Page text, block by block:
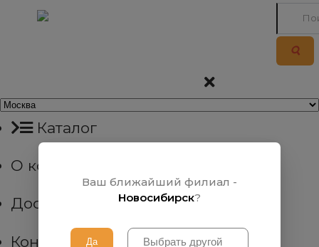
Каталог
О компании
Доставка
Контакты
Ваш ближайший филиал -
Новосибирск?